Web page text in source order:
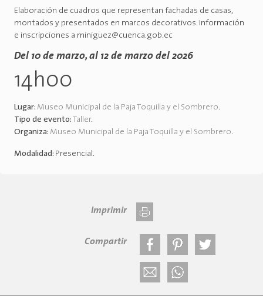
Elaboración de cuadros que representan fachadas de casas,
montados y presentados en marcos decorativos. Información
e inscripciones a miniguez@cuenca.gob.ec
Del 10 de marzo, al 12 de marzo del 2026
14h00
Lugar: Museo Municipal de la Paja Toquilla y el Sombrero.
Tipo de evento: Taller.
Organiza: Museo Municipal de la Paja Toquilla y el Sombrero.
Modalidad: Presencial.
Imprimir
Compartir